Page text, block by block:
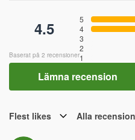
4.5
Baserat på 2 recensioner
5
4
3
2
1
Lämna recension
Flest likes Alla